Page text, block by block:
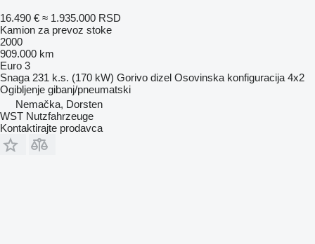
16.490 € ≈ 1.935.000 RSD
Kamion za prevoz stoke
2000
909.000 km
Euro 3
Snaga 231 k.s. (170 kW) Gorivo dizel Osovinska konfiguracija 4x2
Ogibljenje gibanj/pneumatski
Nemačka, Dorsten
WST Nutzfahrzeuge
Kontaktirajte prodavca